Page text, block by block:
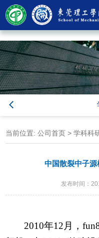
乐天使-
当前位置:公司首页 >学科科
中国散裂中子
发布时间：
2010年12月，